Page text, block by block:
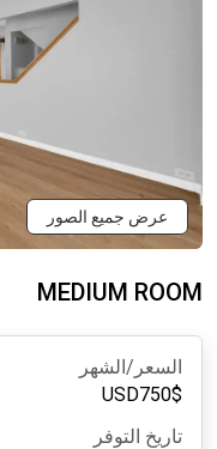
عرض جميع الصور
MEDIUM ROOM
السعر/الشهر
$
750
USD
تاريخ التوفر